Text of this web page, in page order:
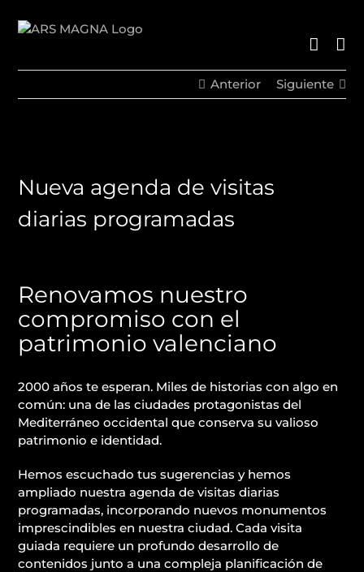
Anterior Siguiente
Nueva agenda de visitas
diarias programadas
Renovamos nuestro
compromiso con el
patrimonio valenciano
2000 años te esperan. Miles de historias con algo en
común: una de las ciudades protagonistas del
Mediterráneo occidental que conserva su valioso
patrimonio e identidad.
Hemos escuchado tus sugerencias y hemos
ampliado nuestra agenda de visitas diarias
programadas, incorporando nuevos monumentos
imprescindibles en nuestra ciudad. Cada visita
guiada requiere un profundo desarrollo de
contenidos junto a una compleja planificación de